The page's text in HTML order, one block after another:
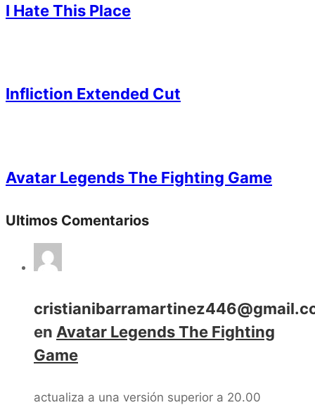
I Hate This Place
Infliction Extended Cut
Avatar Legends The Fighting Game
Ultimos Comentarios
en Avatar Legends The Fighting
Game
actualiza a una versión superior a 20.00